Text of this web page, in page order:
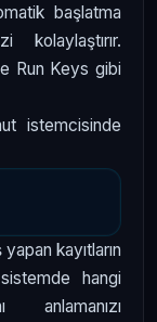
başlatma
kolaylaştırır.
Run Keys gibi
istemcisinde
yapan kayıtların
hangi
anlamanızı